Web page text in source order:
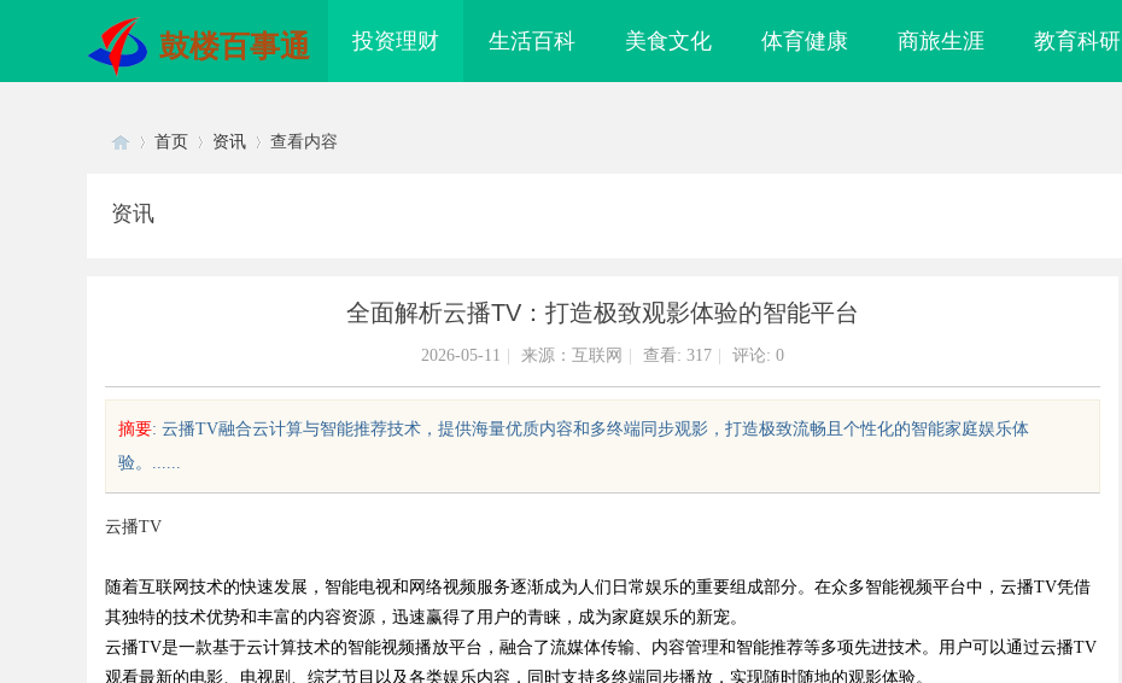
鼓楼百事通 投资理财 生活百科 美食文化 体育健康 商旅生涯 教育科研
首页 资讯 查看内容
资讯
全面解析云播TV：打造极致观影体验的智能平台
2026-05-11 来源：互联网 查看: 317 评论: 0
摘要: 云播TV融合云计算与智能推荐技术，提供海量优质内容和多终端同步观影，打造极致流畅且个性化的智能家庭娱乐体
验。......
云播TV
随着互联网技术的快速发展，智能电视和网络视频服务逐渐成为人们日常娱乐的重要组成部分。在众多智能视频平台中，云播TV凭借
其独特的技术优势和丰富的内容资源，迅速赢得了用户的青睐，成为家庭娱乐的新宠。
云播TV是一款基于云计算技术的智能视频播放平台，融合了流媒体传输、内容管理和智能推荐等多项先进技术。用户可以通过云播TV
观看最新的电影、电视剧、综艺节目以及各类娱乐内容，同时支持多终端同步播放，实现随时随地的观影体验。
眼镜 上海配眼镜